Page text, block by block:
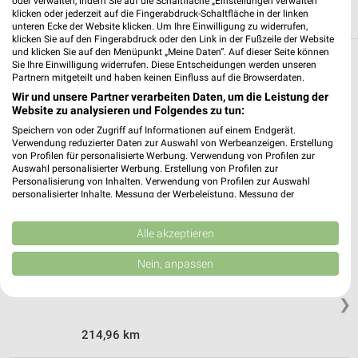
Weitere OBI Geschäfte mit Angeboten in
und um Weimar
5 Geschäfte und Orte
OBI Angebote in Erfurt Süd
Erfurt Süd, Deutschland
235,71 km
❯
OBI Angebote in Jena-Löbstedt
214,96 km
klicken oder jederzeit auf die Fingerabdruck-Schaltfläche in der linken
unteren Ecke der Website klicken. Um Ihre Einwilligung zu widerrufen,
klicken Sie auf den Fingerabdruck oder den Link in der Fußzeile der Website
und klicken Sie auf den Menüpunkt „Meine Daten“. Auf dieser Seite können
Sie Ihre Einwilligung widerrufen. Diese Entscheidungen werden unseren
Partnern mitgeteilt und haben keinen Einfluss auf die Browserdaten.
Wir und unsere Partner verarbeiten Daten, um die Leistung der
Website zu analysieren und Folgendes zu tun:
Speichern von oder Zugriff auf Informationen auf einem Endgerät.
Verwendung reduzierter Daten zur Auswahl von Werbeanzeigen. Erstellung
von Profilen für personalisierte Werbung. Verwendung von Profilen zur
Auswahl personalisierter Werbung. Erstellung von Profilen zur
Personalisierung von Inhalten. Verwendung von Profilen zur Auswahl
personalisierter Inhalte. Messung der Werbeleistung. Messung der
Kombinationen von Daten aus verschiedenen Quellen. Entwicklung und
Verbesserung der Angebote. Verwendung reduzierter Daten zur Auswahl
von Inhalten.
Daten können außerhalb der Europäischen Union weitergegeben und in die
Website/App.
Wir nutzen Ihre Daten für folgende Zwecke:
Alle akzeptieren
Nein, anpassen